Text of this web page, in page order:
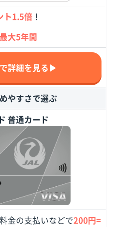
ト1.5倍！
最大5年間
詳細を見る▶
やすさで選ぶ
普通カード
金の支払いなどで200円=